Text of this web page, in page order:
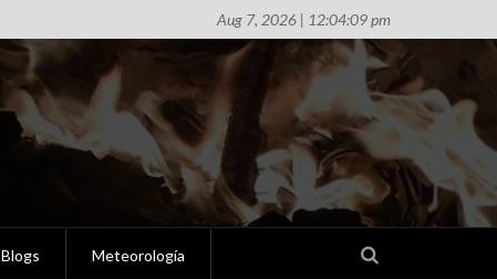
Aug 7, 2026 | 12:04:09 pm
Blogs Meteorología